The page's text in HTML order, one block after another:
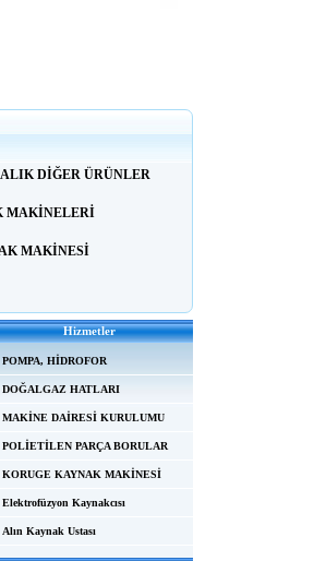
DİĞER ÜRÜNLER
MAKİNELERİ
MAKİNESİ
Hizmetler
POMPA, HİDROFOR
DOĞALGAZ HATLARI
MAKİNE DAİRESİ KURULUMU
POLİETİLEN PARÇA BORULAR
KORUGE KAYNAK MAKİNESİ
Elektrofüzyon Kaynakcısı
Alın Kaynak Ustası